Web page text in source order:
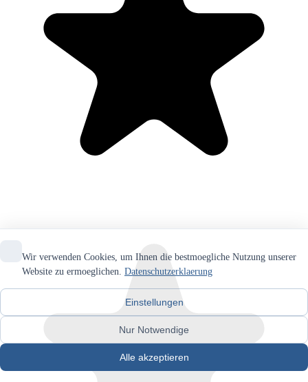
Wir verwenden Cookies, um Ihnen die bestmoegliche Nutzung unserer
Website zu ermoeglichen. Datenschutzerklaerung
Einstellungen
Nur Notwendige
Alle akzeptieren